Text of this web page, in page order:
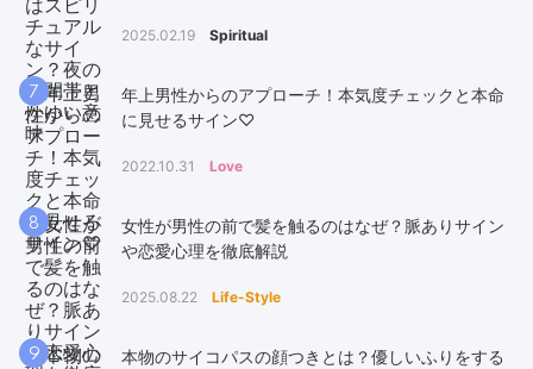
2025.02.19 Spiritual
7
年上男性からのアプローチ！本気度チェックと本命
に見せるサイン♡
2022.10.31 Love
8
女性が男性の前で髪を触るのはなぜ？脈ありサイン
や恋愛心理を徹底解説
2025.08.22 Life-Style
9
本物のサイコパスの顔つきとは？優しいふりをする